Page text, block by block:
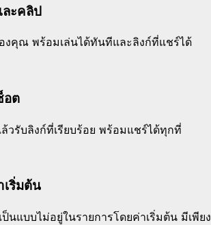
ละคลิป
งคุณ พร้อมเล่นได้ทันทีและลิงก์ที่แชร์ได้
อต
วรับลิงก์ที่เรียบร้อย พร้อมแชร์ได้ทุกที่
เริ่มต้น
นแบบไม่อยู่ในรายการโดยค่าเริ่มต้น มีเพียง